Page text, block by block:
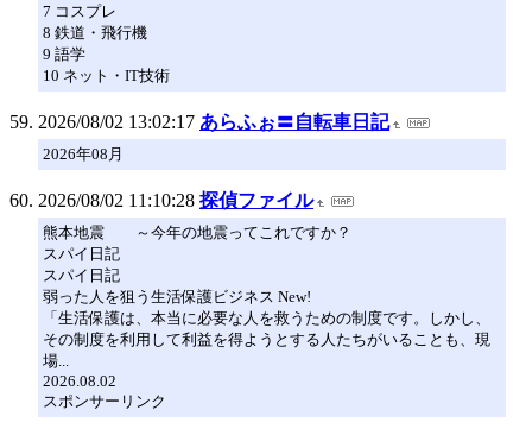
7 コスプレ
8 鉄道・飛行機
9 語学
10 ネット・IT技術
2026/08/02 13:02:17 あらふぉ〓自転車日記
2026年08月
2026/08/02 11:10:28 探偵ファイル
熊本地震 ～今年の地震ってこれですか？
スパイ日記
スパイ日記
弱った人を狙う生活保護ビジネス New!
「生活保護は、本当に必要な人を救うための制度です。しかし、
その制度を利用して利益を得ようとする人たちがいることも、現
場...
2026.08.02
スポンサーリンク